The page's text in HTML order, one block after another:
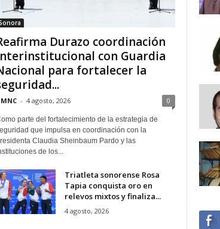
Durazo coordinación
con Guardia
para fortalecer la
- 4 agosto, 2026 0
parte del fortalecimiento de la estrategia de
que impulsa en coordinación con la
Claudia Sheinbaum Pardo y las
de los...
Triatleta sonorense Rosa
Tapia conquista oro en
relevos mixtos y finaliza...
4 agosto, 2026